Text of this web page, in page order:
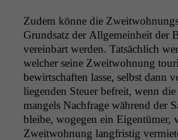
Zudem könne die
Grund­satz der All­ge­mein­heit der
vere­in­bart wer­den. Tat­säch­lich
welch­er seine Zweit­woh­nung
bewirtschaften lasse, selb­st dann
liegen­den Steuer befre­it, wenn
man­gels Nach­frage während der
bleibe, woge­gen ein Eigen­tümer,
Zweit­woh­nung langfristig